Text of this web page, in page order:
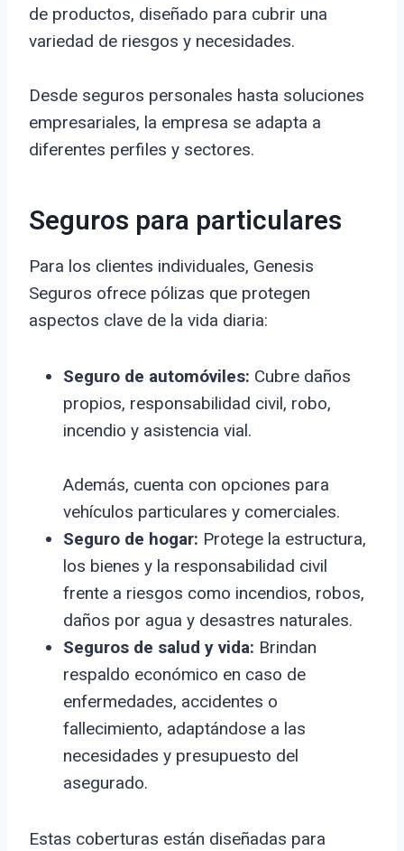
de productos, diseñado para cubrir una
variedad de riesgos y necesidades.
Desde seguros personales hasta soluciones
empresariales, la empresa se adapta a
diferentes perfiles y sectores.
Seguros para particulares
Para los clientes individuales, Genesis
Seguros ofrece pólizas que protegen
aspectos clave de la vida diaria:
Seguro de automóviles: Cubre daños
propios, responsabilidad civil, robo,
incendio y asistencia vial.
Además, cuenta con opciones para
vehículos particulares y comerciales.
Seguro de hogar: Protege la estructura,
los bienes y la responsabilidad civil
frente a riesgos como incendios, robos,
daños por agua y desastres naturales.
Seguros de salud y vida: Brindan
respaldo económico en caso de
enfermedades, accidentes o
fallecimiento, adaptándose a las
necesidades y presupuesto del
asegurado.
Estas coberturas están diseñadas para